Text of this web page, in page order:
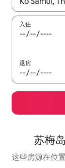
入住
退房
苏梅
这些房源在位